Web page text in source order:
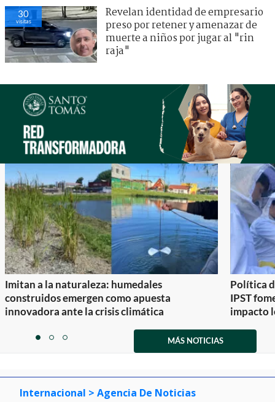
30
visitas
Revelan identidad de empresario
preso por retener y amenazar de
muerte a niños por jugar al "rin
raja"
Imitan a la naturaleza: humedales
construidos emergen como apuesta
innovadora ante la crisis climática
Política
IPST
impacto
itemitemitem
MÁS NOTICIAS
Internacional > Agencia De Noticias